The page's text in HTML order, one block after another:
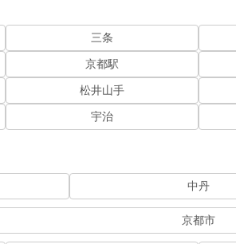
三条
京都駅
松井山手
宇治
中丹
京都市